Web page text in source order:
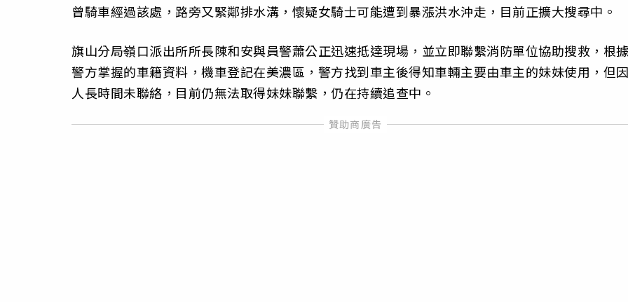
曾騎車經過該處，路旁又緊鄰排水溝，懷疑女騎士可能遭到暴漲洪水沖走，目前正擴大搜尋中。
旗山分局嶺口派出所所長陳和安與員警蕭公正迅速抵達現場，並立即聯繫消防單位協助搜救，根
警方掌握的車籍資料，機車登記在美濃區，警方找到車主後得知車輛主要由車主的妹妹使用，但
人長時間未聯絡，目前仍無法取得妹妹聯繫，仍在持續追查中。